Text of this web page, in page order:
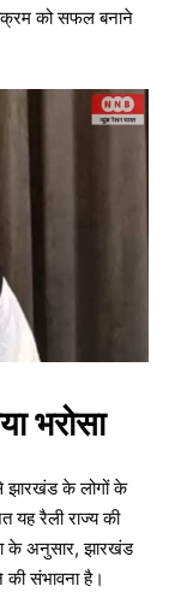
को सफल बनाने
भरोसा
झारखंड के लोगों के
यह रैली राज्य की
के अनुसार, झारखंड
की संभावना है।